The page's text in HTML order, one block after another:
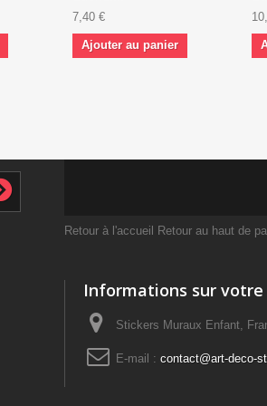
7,40 €
Ajouter au panier
Retour à l'accueil Retour au haut de
Informations sur
Stickers Muraux Enfant,
E-mail : contact@art-deco-